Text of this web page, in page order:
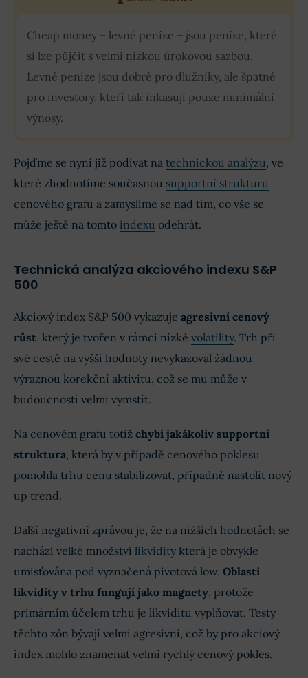
Cheap money – levné peníze – jsou peníze, které
si lze půjčit s velmi nízkou úrokovou sazbou.
Levné peníze jsou dobré pro dlužníky, ale špatné
pro investory, kteří tak inkasují pouze minimální
výnosy.
Pojďme se nyní již podívat na technickou analýzu, ve
které zhodnotíme současnou supportní strukturu
cenového grafu a zamyslíme se nad tím, co vše se
může ještě na tomto indexu odehrát.
Technická analýza akciového indexu S&P
500
Akciový index S&P 500 vykazuje agresivní cenový
růst, který je tvořen v rámci nízké volatility. Trh při
své cestě na vyšší hodnoty nevykazoval žádnou
výraznou korekční aktivitu, což se mu může v
budoucnosti velmi vymstít.
Na cenovém grafu totiž chybí jakákoliv supportní
struktura, která by v případě cenového poklesu
pomohla trhu cenu stabilizovat, případně nastolit nový
up trend.
Další negativní zprávou je, že na nižších hodnotách se
nachází velké množství likvidity která je obvykle
umisťována pod vyznačená pivotová low. Oblasti
likvidity v trhu fungují jako magnety, protože
primárním účelem trhu je likviditu vyplňovat. Testy
těchto zón bývají velmi agresivní, což by pro akciový
index mohlo znamenat velmi rychlý cenový pokles.